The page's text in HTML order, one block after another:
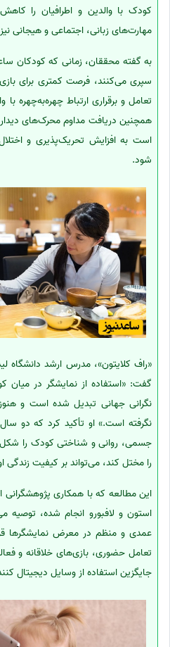
کودک با والدین و اطرافیان را
مهارت‌های زبانی، اجتماعی و هیجانی
به گفته محققان، زمانی که کودکان
سپری می‌کنند، فرصت کمتری برای
تعامل و برقراری ارتباط چهره‌به‌چهره
همچنین دریافت مداوم محرک‌های
است به افزایش تحریک‌پذیری و
شود.
«راف کلایتون»، مدرس ارشد دانشگاه
گفت: «استفاده از نمایشگر در میان
نگرانی جهانی تبدیل شده است و
نگرفته است.» او تأکید کرد که دو
جسمی، روانی و شناختی کودک را
را مختل کند، می‌تواند بر کیفیت زندگی
این مطالعه که با همکاری پژوهشگرانی
استون و لافبورو انجام شده، توصیه
عمدی و منظم در معرض نمایشگرها
تعامل حضوری، بازی‌های خلاقانه و
جایگزین استفاده از وسایل دیجیتال